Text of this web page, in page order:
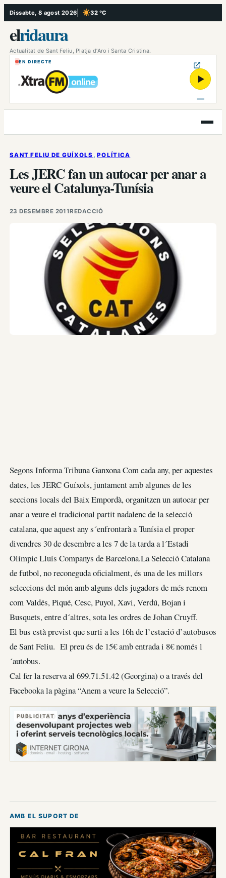
Vés
al
contingut
Dissabte, 8 agost 2026 32 °C
, Cel serè
elridaura
Actualitat de Sant Feliu, Platja d’Aro i Santa Cristina.
EN DIRECTE
▶
Obre
el
SANT FELIU DE GUÍXOLS , POLÍTICA
Les JERC fan un autocar per anar a
veure el Catalunya-Tunísia
23 DESEMBRE 2011REDACCIÓ
Segons Informa Tribuna Ganxona Com cada any, per aquestes
dates, les JERC Guíxols, juntament amb algunes de les
seccions locals del Baix Empordà, organitzen un autocar per
anar a veure el tradicional partit nadalenc de la selecció
catalana, que aquest any s´enfrontarà a Tunísia el proper
divendres 30 de desembre a les 7 de la tarda a l´Estadi
Olímpic Lluís Companys de Barcelona.La Selecció Catalana
de futbol, no reconeguda oficialment, és una de les millors
seleccions del món amb alguns dels jugadors de més renom
com Valdés, Piqué, Cesc, Puyol, Xavi, Verdú, Bojan i
Busquets, entre d´altres, sota les ordres de Johan Cruyff.
El bus està previst que surti a les 16h de l’estació d’autobusos
de Sant Feliu. El preu és de 15€ amb entrada i 8€ només l
´autobus.
Cal fer la reserva al 699.71.51.42 (Georgina) o a través del
Facebooka la pàgina “Anem a veure la Selecció”.
PUBLICITAT
AMB EL SUPORT DE